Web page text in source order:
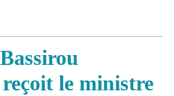
le ministre